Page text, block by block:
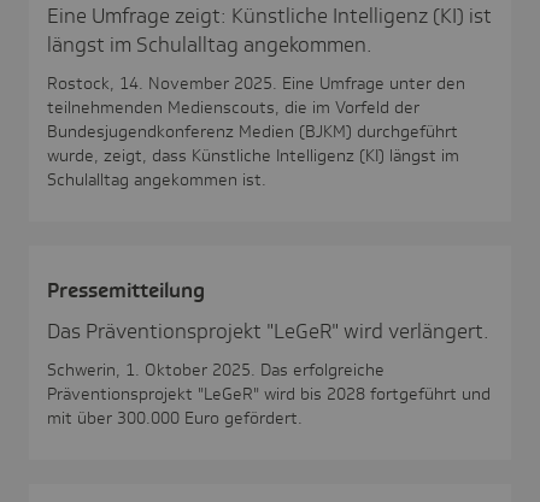
Eine Umfrage zeigt: Künstliche Intelligenz (KI) ist
längst im Schulalltag angekommen.
Rostock, 14. November 2025. Eine Umfrage unter den
teilnehmenden Medienscouts, die im Vorfeld der
Bundesjugendkonferenz Medien (BJKM) durchgeführt
wurde, zeigt, dass Künstliche Intelligenz (KI) längst im
Schulalltag angekommen ist.
Pres­se­mit­tei­lung
Das Präventionsprojekt "LeGeR" wird verlängert.
Schwerin, 1. Oktober 2025. Das erfolgreiche
Präventionsprojekt "LeGeR" wird bis 2028 fortgeführt und
mit über 300.000 Euro gefördert.